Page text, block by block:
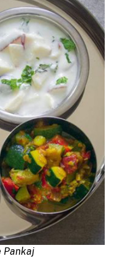
Pankaj